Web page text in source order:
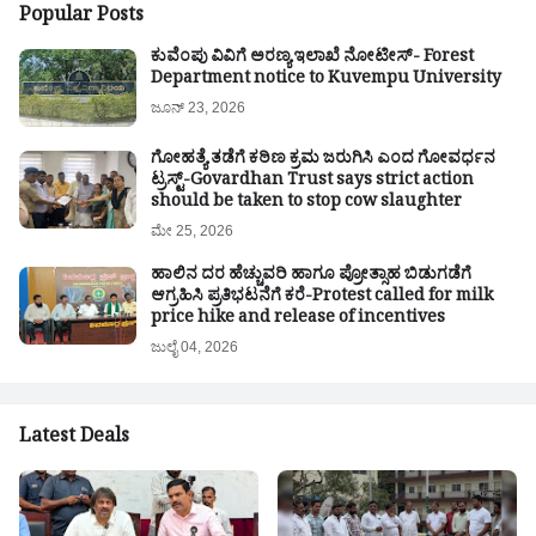
Popular Posts
ಕುವೆಂಪು ವಿವಿಗೆ ಅರಣ್ಯ ಇಲಾಖೆ ನೋಟೀಸ್- Forest
Department notice to Kuvempu University
ಜೂನ್ 23, 2026
ಗೋಹತ್ಯೆ ತಡೆಗೆ ಕಠಿಣ ಕ್ರಮ ಜರುಗಿಸಿ ಎಂದ ಗೋವರ್ಧನ
ಟ್ರಸ್ಟ್-Govardhan Trust says strict action
should be taken to stop cow slaughter
ಮೇ 25, 2026
ಹಾಲಿನ ದರ ಹೆಚ್ಚುವರಿ ಹಾಗೂ ಪ್ರೋತ್ಸಾಹ ಬಿಡುಗಡೆಗೆ
ಆಗ್ರಹಿಸಿ ಪ್ರತಿಭಟನೆಗೆ ಕರೆ-Protest called for milk
price hike and release of incentives
ಜುಲೈ 04, 2026
Latest Deals